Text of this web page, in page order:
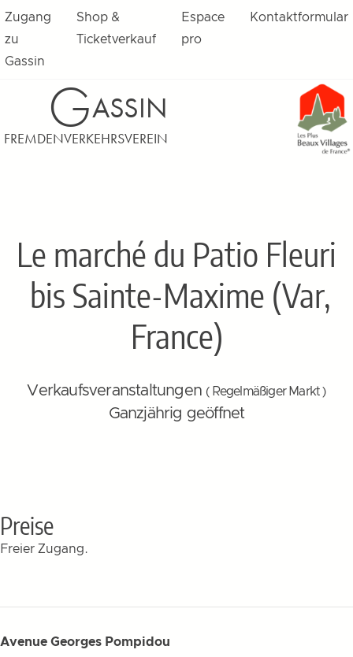
Zugang
zu
Gassin
Shop &
Ticketverkauf
Espace
pro
Kontaktformular
GASSIN
FREMDENVERKEHRSVEREIN
Le marché du Patio Fleuri
bis Sainte-Maxime (Var,
France)
Verkaufsveranstaltungen ( Regelmäßiger Markt )
Ganzjährig geöffnet
Preise
Freier Zugang.
Avenue Georges Pompidou